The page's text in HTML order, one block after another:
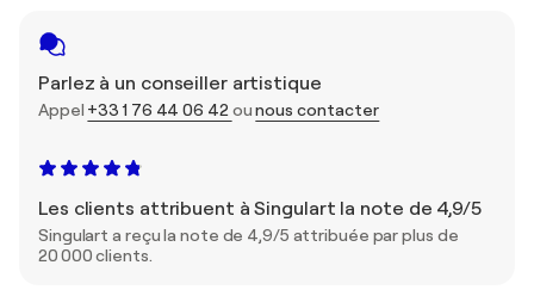
Parlez à un conseiller artistique
Appel +33 1 76 44 06 42ounous contacter
Les clients attribuent à Singulart la note de 4,9/5
Singulart a reçu la note de 4,9/5 attribuée par plus de
20 000 clients.